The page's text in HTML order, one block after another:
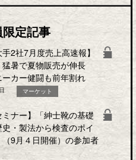
定記事
手2社7月度売上高速報】
猛暑で夏物販売が伸長
カー健闘も前年割れ
マーケット
ナー】「紳士靴の基礎
・製法から検査のポイ
9月４日開催）の参加者